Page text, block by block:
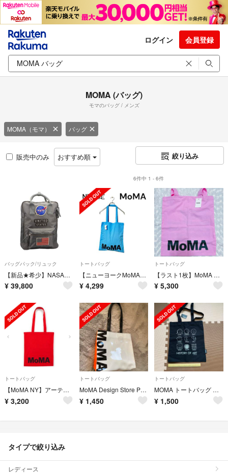
ログイン 会員登録
MOMA (バッグ)
モマのバッグ / メンズ
MOMA（モマ） バッグ
販売中のみ おすすめ順 絞り込み
6件中 1 - 6件
バッグパック/リュック
【新品★希少】NASA公式×自然史博物館 コラボボックスリュック アメリカ限定品
¥ 39,800
トートバッグ
【ニューヨークMoMA限定】トートバッグ水色 新品未使用タグ付き
¥ 4,299
トートバッグ
【ラスト1枚】MoMA NYアーティスト クォート コットントート 限定
¥ 5,300
トートバッグ
【MoMA NY】アーティスト クォート コットントート MoMA限定！！
¥ 3,200
トートバッグ
MoMA Design Store PVCビニールトートバッグ
¥ 1,450
トートバッグ
MOMA トートバッグ 咲様専用
¥ 1,500
タイプで絞り込み
レディース